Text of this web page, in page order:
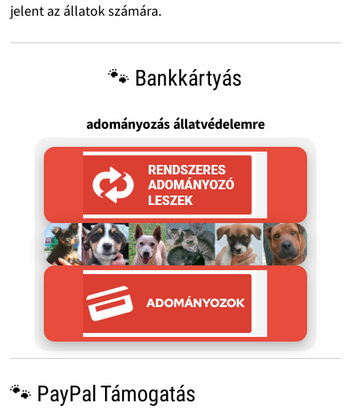
jelent az állatok számára.
🐾 Bankkártyás
adományozás állatvédelemre
🐾 PayPal Támogatás